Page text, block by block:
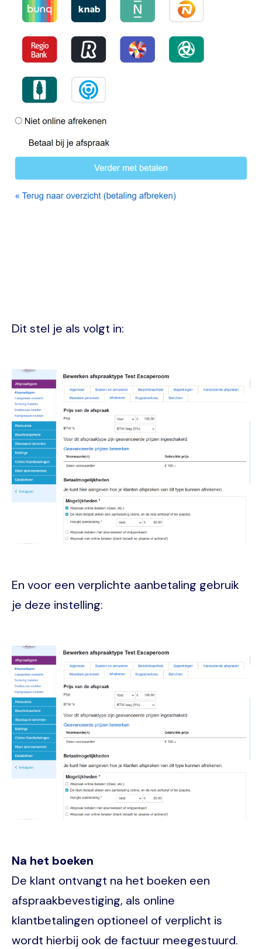
Dit stel je als volgt in:
Image
En voor een verplichte aanbetaling gebruik
je deze instelling:
Image
Na het boeken
De klant ontvangt na het boeken een
afspraakbevestiging, als online
klantbetalingen optioneel of verplicht is
wordt hierbij ook de factuur meegestuurd.